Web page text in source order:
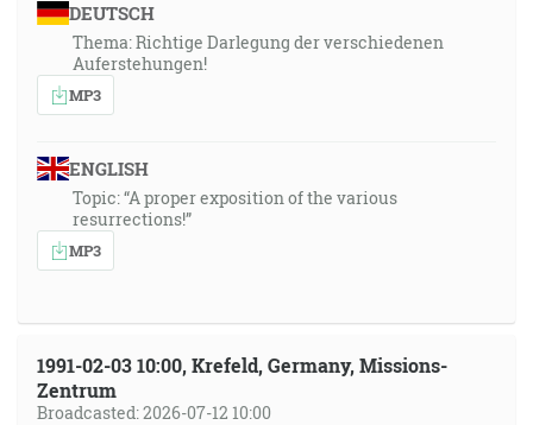
DEUTSCH
Thema: Richtige Darlegung der verschiedenen
Auferstehungen!
MP3
ENGLISH
Topic: “A proper exposition of the various
resurrections!”
MP3
1991-02-03 10:00, Krefeld, Germany, Missions-
Zentrum
Broadcasted: 2026-07-12 10:00